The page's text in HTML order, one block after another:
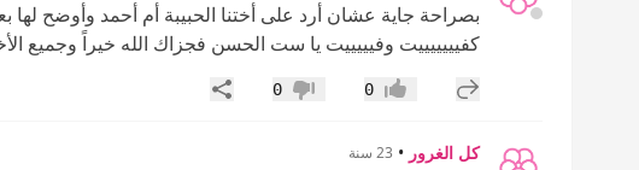
بصراحة جاية عشان أرد على أختنا الحبيبة أم أحمد وأوضح لها
كفيييييييت وفيييييت يا ست الحسن فجزاك الله خيراً وجميع
إضافة رد جديد
إعجاب0 عدم إعجاب
0 مشاركة
كل الغرور • 23 سنة